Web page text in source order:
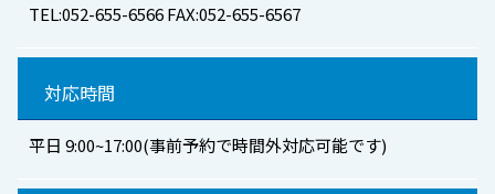
TEL:052-655-6566 FAX:052-655-6567
対応時間
平日 9:00~17:00(事前予約で時間外対応可能です)